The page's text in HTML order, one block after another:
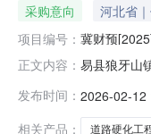
采购意向 河北省
项目编号： 冀财预
正文内容： 易县狼牙山
工程(冀财
发布时间： 2026-02-12
相关产品：
道路硬化工